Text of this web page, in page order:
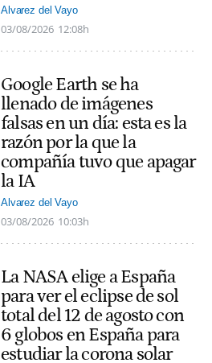
Alvarez del Vayo
03/08/2026 12:08h
Google Earth se ha
llenado de imágenes
falsas en un día: esta es la
razón por la que la
compañía tuvo que apagar
la IA
Alvarez del Vayo
03/08/2026 10:03h
La NASA elige a España
para ver el eclipse de sol
total del 12 de agosto con
6 globos en España para
estudiar la corona solar